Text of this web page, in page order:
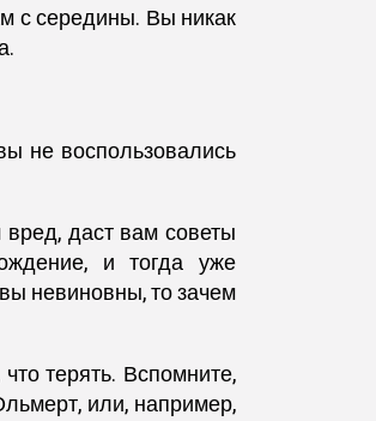
с середины. Вы никак
не воспользовались
вред, даст вам советы
и тогда уже
невиновны, то зачем
терять. Вспомните,
или, например,